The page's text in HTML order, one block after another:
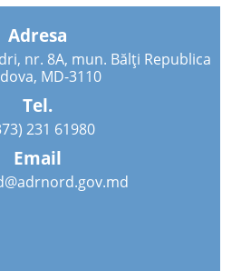
Adresa
nr. 8A, mun. Bălți Republica
MD-3110
Tel.
231 61980
Email